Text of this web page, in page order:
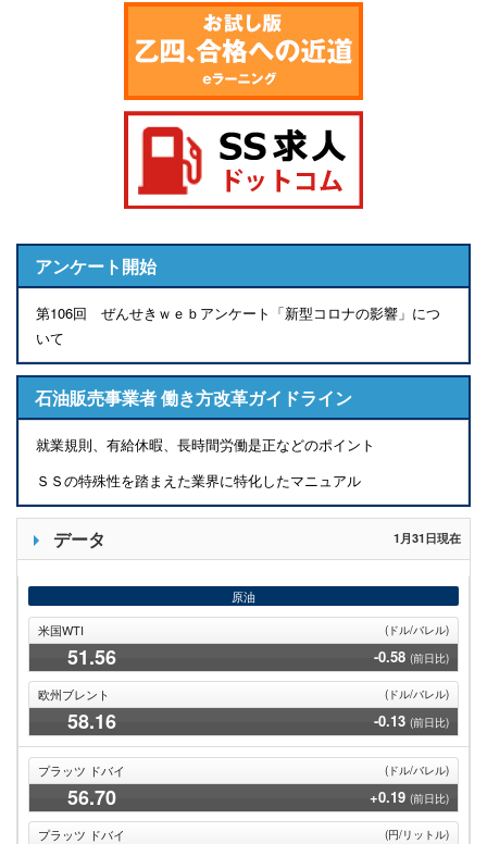
アンケート開始
第106回 ぜんせきｗｅｂアンケート「新型コロナの影響」につ
いて
石油販売事業者 働き方改革ガイドライン
就業規則、有給休暇、長時間労働是正などのポイント
ＳＳの特殊性を踏まえた業界に特化したマニュアル
データ 1月31日現在
原油
米国WTI
(ドル/バレル)
51.56 -0.58 (前日比)
欧州ブレント (ドル/バレル)
58.16 -0.13 (前日比)
プラッツ ドバイ (ドル/バレル)
56.70 +0.19 (前日比)
プラッツ ドバイ (円/リットル)